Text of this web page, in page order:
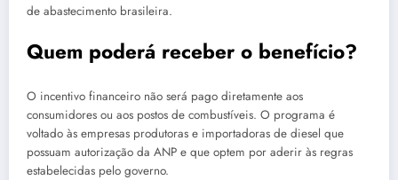
de abastecimento brasileira.
Quem poderá receber o benefício?
O incentivo financeiro não será pago diretamente aos
consumidores ou aos postos de combustíveis. O programa é
voltado às empresas produtoras e importadoras de diesel que
possuam autorização da ANP e que optem por aderir às regras
estabelecidas pelo governo.